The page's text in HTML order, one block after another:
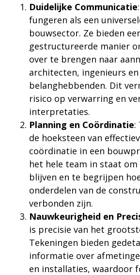
Duidelijke Communicatie
fungeren als een
bouwsector. Ze bieden
gestructureerde manier
over te brengen naar
architecten, ingenieurs
belanghebbenden. Dit
risico op verwarring en
interpretaties.
Planning en Coördinatie:
de hoeksteen van
coördinatie in een
het hele team in staat
blijven en te begrijpen
onderdelen van de
verbonden zijn.
Nauwkeurigheid en
is precisie van het
Tekeningen bieden
informatie over
en installaties, waardoor